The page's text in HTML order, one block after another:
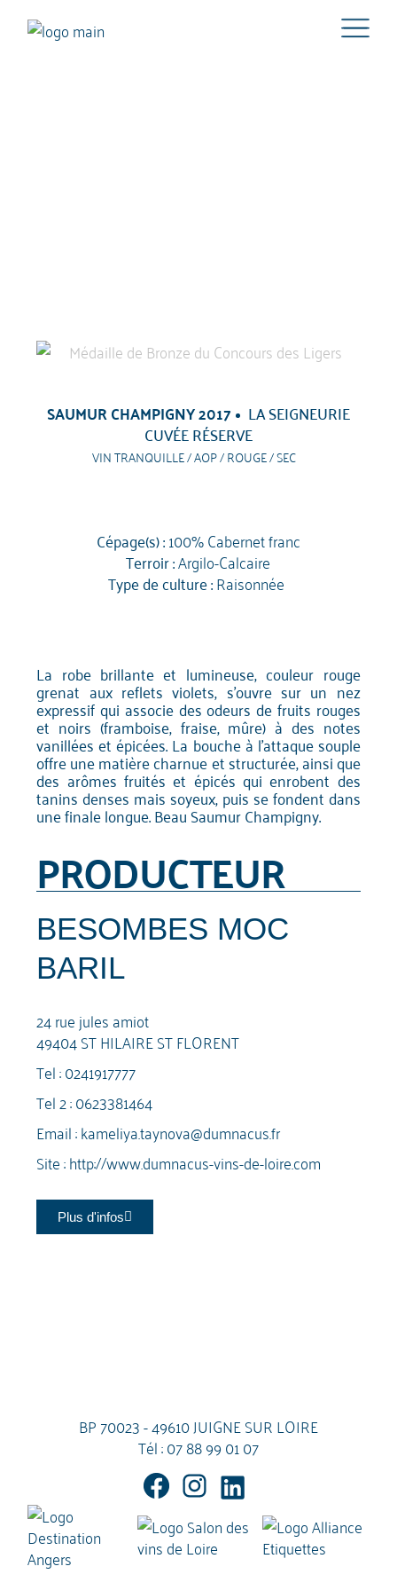
SAUMUR CHAMPIGNY 2017 LA SEIGNEURIE
CUVÉE RÉSERVE
VIN TRANQUILLE / AOP / ROUGE / SEC
Cépage(s) :100% Cabernet franc
Terroir :Argilo-Calcaire
Type de culture :Raisonnée
La robe brillante et lumineuse, couleur rouge
grenat aux reflets violets, s'ouvre sur un nez
expressif qui associe des odeurs de fruits rouges
et noirs (framboise, fraise, mûre) à des notes
vanillées et épicées. La bouche à l'attaque souple
offre une matière charnue et structurée, ainsi que
des arômes fruités et épicés qui enrobent des
tanins denses mais soyeux, puis se fondent dans
une finale longue. Beau Saumur Champigny.
PRODUCTEUR
BESOMBES MOC
BARIL
24 rue jules amiot
49404 ST HILAIRE ST FLORENT
Tel :0241917777
Tel 2 :0623381464
Email :kameliya.taynova@dumnacus.fr
Site :http://www.dumnacus-vins-de-loire.com
Plus d'infos
BP 70023 - 49610 JUIGNE SUR LOIRE
Tél :07 88 99 01 07